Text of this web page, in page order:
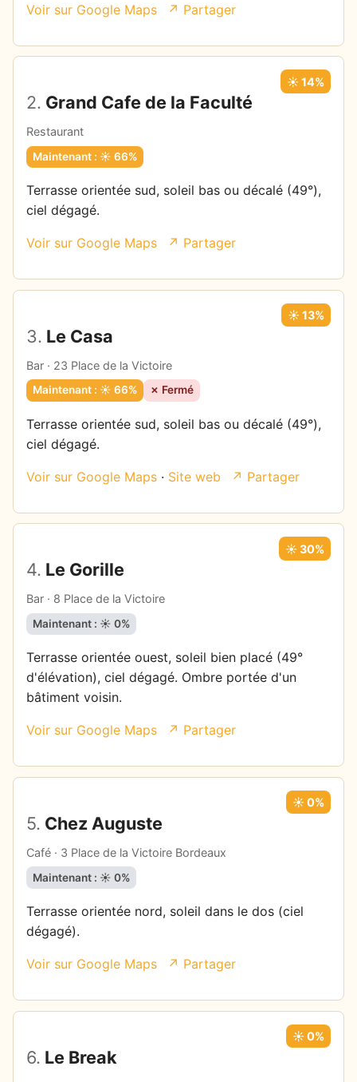
Voir sur Google Maps ↗ Partager
2. Grand Cafe de la Faculté
Restaurant
☀️ 14%
Maintenant : ☀️ 66%
Terrasse orientée sud, soleil bas ou décalé (49°),
ciel dégagé.
Voir sur Google Maps ↗ Partager
3. Le Casa
Bar · 23 Place de la Victoire
☀️ 13%
Maintenant : ☀️ 66% ✗ Fermé
Terrasse orientée sud, soleil bas ou décalé (49°),
ciel dégagé.
Voir sur Google Maps · Site web ↗ Partager
4. Le Gorille
Bar · 8 Place de la Victoire
☀️ 30%
Maintenant : ☀️ 0%
Terrasse orientée ouest, soleil bien placé (49°
d'élévation), ciel dégagé. Ombre portée d'un
bâtiment voisin.
Voir sur Google Maps ↗ Partager
5. Chez Auguste
Café · 3 Place de la Victoire Bordeaux
☀️ 0%
Maintenant : ☀️ 0%
Terrasse orientée nord, soleil dans le dos (ciel
dégagé).
Voir sur Google Maps ↗ Partager
6. Le Break
☀️ 0%